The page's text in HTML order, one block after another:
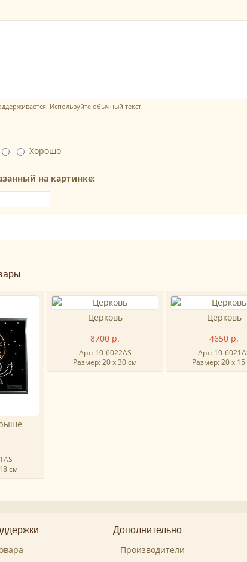
Используйте обычный текст.
Хорошо
на картинке:
см
Церковь
8700 р.
Арт: 10-6022AS
Размер: 20 х 30 см
Церковь
4650 р.
Арт: 10-
Размер: 20 х 15
Дополнительно
Производители